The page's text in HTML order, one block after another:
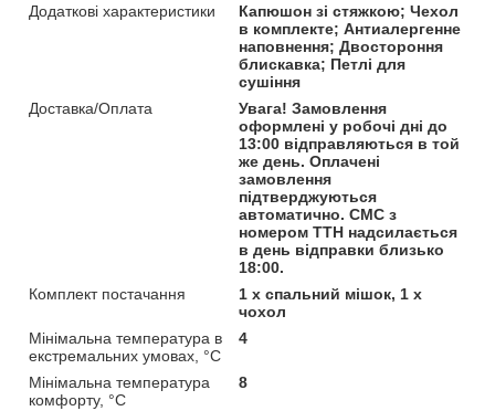
Додаткові характеристики
Капюшон зі стяжкою; Чехол
в комплекте; Антиалергенне
наповнення; Двостороння
блискавка; Петлі для
сушіння
Доставка/Оплата
Увага! Замовлення
оформлені у робочі дні до
13:00 відправляються в той
же день. Оплачені
замовлення
підтверджуються
автоматично. СМС з
номером ТТН надсилається
в день відправки близько
18:00.
Комплект постачання
1 x спальний мішок, 1 x
чохол
Мінімальна температура в
екстремальних умовах, °C
4
Мінімальна температура
комфорту, °C
8